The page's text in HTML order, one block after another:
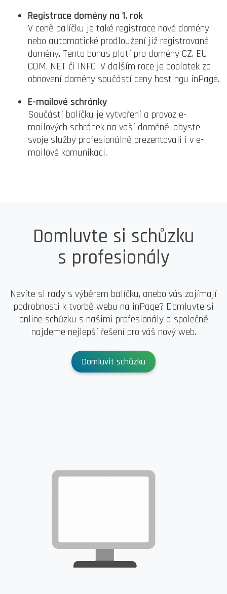
Registrace domény na 1. rok
V ceně balíčku je také registrace nové domény
nebo automatické prodloužení již registrované
domény. Tento bonus platí pro domény CZ, EU,
COM, NET či INFO. V dalším roce je poplatek za
obnovení domény součástí ceny hostingu inPage.
E-mailové schránky
Součástí balíčku je vytvoření a provoz e-
mailových schránek na vaší doméně, abyste
svoje služby profesionálně prezentovali i v e-
mailové komunikaci.
Domluvte si schůzku
s profesionály
Nevíte si rady s výběrem balíčku, anebo vás zajímají
podrobnosti k tvorbě webu na inPage? Domluvte si
online schůzku s našimi profesionály a společně
najdeme nejlepší řešení pro váš nový web.
Domluvit schůzku